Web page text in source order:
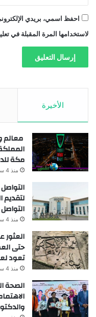
احفظ اسمي، بريدي
لاستخدامها المرة المقبلة في
الأخيرة
معالم
مكة
منذ 4 ساعات
منذ 4 ساعات
العثور
حتى
تعود
منذ 4 ساعات
الصحة